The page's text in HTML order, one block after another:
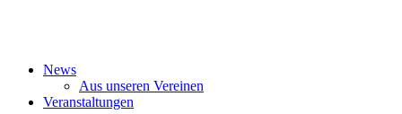
News
Aus unseren Vereinen
Veranstaltungen